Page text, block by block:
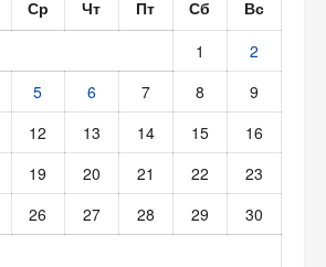
Ср Чт Пт Сб
Вс
1
2
5 6 7 8
9
12 13 14 15
16
19 20 21 22
23
26 27 28 29
30